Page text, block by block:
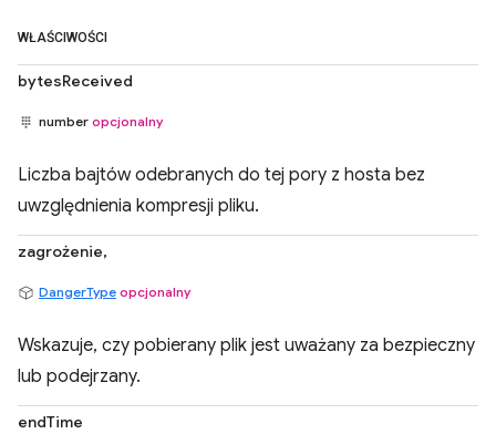
WŁAŚCIWOŚCI
bytesReceived
number opcjonalny
Liczba bajtów odebranych do tej pory z hosta bez
uwzględnienia kompresji pliku.
zagrożenie,
DangerType opcjonalny
Wskazuje, czy pobierany plik jest uważany za bezpieczny
lub podejrzany.
endTime